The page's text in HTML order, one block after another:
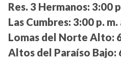
Res. 3 Hermanos: 3:00
Las Cumbres: 3:00 p. m.
Lomas del Norte Alto:
Altos del Paraíso Bajo: